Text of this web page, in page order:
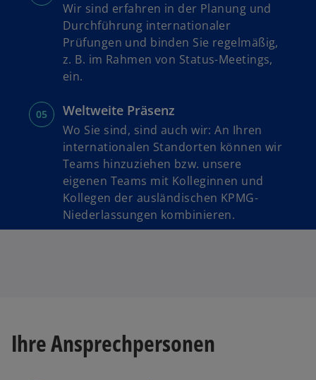
Wir sind erfahren in der Planung und
Durchführung internationaler
Prüfungen und binden Sie regelmäßig,
z. B. im Rahmen von Status-Meetings,
ein.
Weltweite Präsenz
Wo Sie sind, sind auch wir: An Ihren
internationalen Standorten können wir
Teams hinzuziehen bzw. unsere
eigenen Teams mit Kolleginnen und
Kollegen der ausländischen KPMG-
Niederlassungen kombinieren.
Ihre Ansprechpersonen